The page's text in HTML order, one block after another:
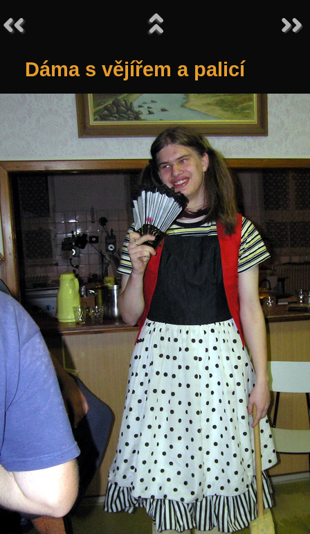
Dáma s vějířem a palicí